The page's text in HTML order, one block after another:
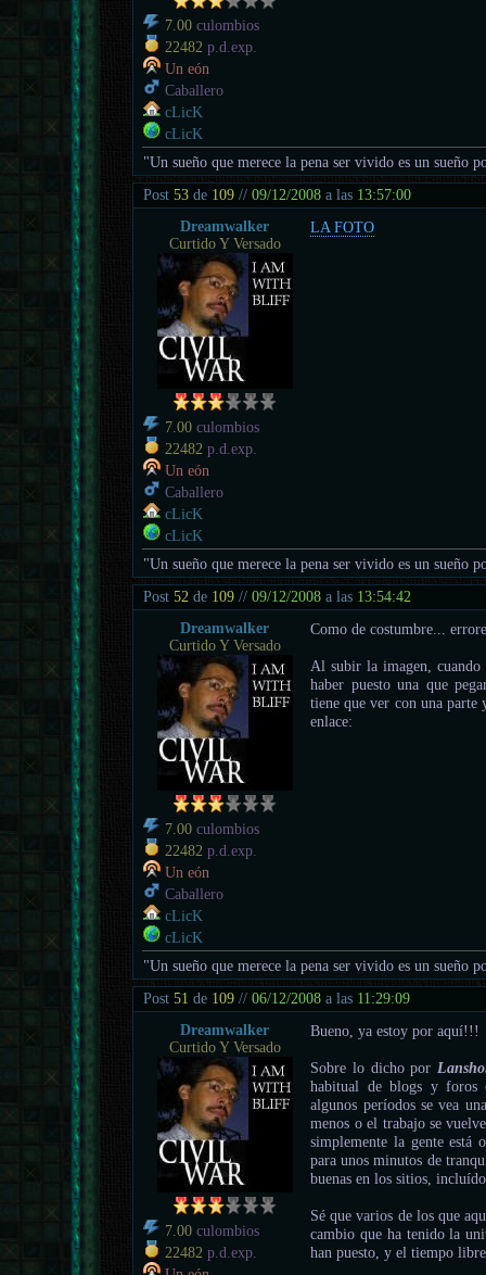
7.00 culombios
22482 p.d.exp.
Un eón
Caballero
cLicK
cLicK
"Un sueño que merece la pena ser vivido es un sueño
Post53 de 109 //09/12/2008 a las 13:57:00
Dreamwalker
Curtido Y Versado
7.00 culombios
22482 p.d.exp.
Un eón
Caballero
cLicK
cLicK
LA FOTO
"Un sueño que merece la pena ser vivido es un sueño
Post52 de 109 //09/12/2008 a las 13:54:42
Dreamwalker
Curtido Y Versado
7.00 culombios
22482 p.d.exp.
Un eón
Caballero
cLicK
cLicK
Como de costumbre...
Al subir la imagen, cuando
haber puesto una que
tiene que ver con una parte
enlace:
"Un sueño que merece la pena ser vivido es un sueño
Post51 de 109 //06/12/2008 a las 11:29:09
Dreamwalker
Curtido Y Versado
7.00 culombios
22482 p.d.exp.
Bueno, ya estoy por aquí!!!
Sobre lo dicho por
habitual de blogs y foros
algunos períodos se vea
menos o el trabajo se
simplemente la gente está
para unos minutos de
buenas en los sitios,
Sé que varios de los que
cambio que ha tenido la
han puesto, y el tiempo